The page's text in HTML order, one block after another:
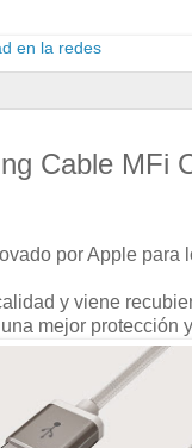
Cable MFi
por Apple para
y viene
mejor protección